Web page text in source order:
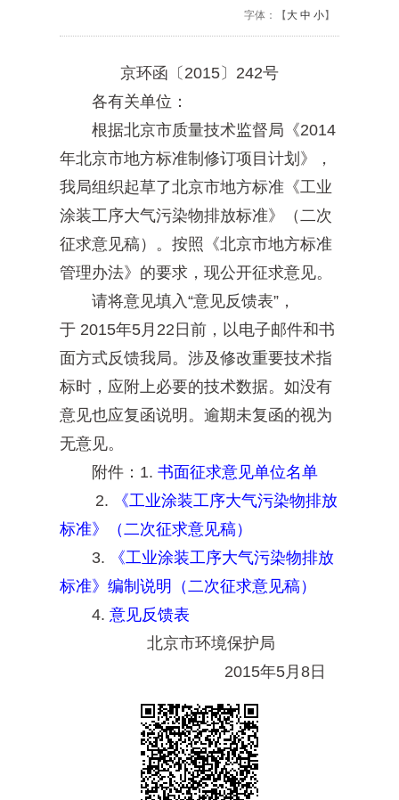
字体：【 大 中 小】
京环函〔2015〕242号
各有关单位：
根据北京市质量技术监督局《2014
年北京市地方标准制修订项目计划》，
我局组织起草了北京市地方标准《工业
涂装工序大气污染物排放标准》（二次
征求意见稿）。按照《北京市地方标准
管理办法》的要求，现公开征求意见。
请将意见填入“意见反馈表”，
于 2015年5月22日前，以电子邮件和书
面方式反馈我局。涉及修改重要技术指
标时，应附上必要的技术数据。如没有
意见也应复函说明。逾期未复函的视为
无意见。
附件：1. 书面征求意见单位名单
2.
《工业涂装工序大气污染物排放
标准》（二次征求意见稿）
3.
《工业涂装工序大气污染物排放
标准》编制说明（二次征求意见稿）
4. 意见反馈表
北京市环境保护局
2015年5月8日